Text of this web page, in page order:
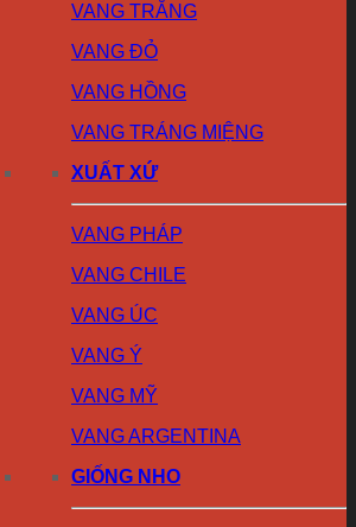
VANG TRẮNG
VANG ĐỎ
VANG HỒNG
VANG TRÁNG MIỆNG
XUẤT XỨ
VANG PHÁP
VANG CHILE
VANG ÚC
VANG Ý
VANG MỸ
VANG ARGENTINA
GIỐNG NHO